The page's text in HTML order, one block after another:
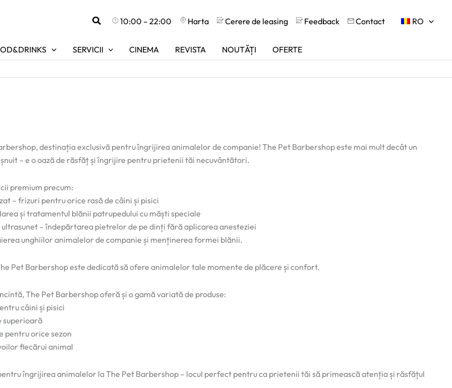
Search10:00 – 22:00 Harta Cerere de leasing Feedback Contact RO
SERVICII CINEMA REVISTA NOUTĂȚI OFERTE
destinația exclusivă pentru îngrijirea animalelor de companie! The Pet Barbershop este mai mult decât un
– e o oază de răsfăț și îngrijire pentru prietenii tăi necuvântători.
premium precum:
– frizuri pentru orice rasă de câini și pisici
și tratamentul blănii patrupedului cu măști speciale
– îndepărtarea pietrelor de pe dinți fără aplicarea anesteziei
unghiilor animalelor de companie și menținerea formei blănii.
Pet Barbershop este dedicată să ofere animalelor tale momente de plăcere și confort.
The Pet Barbershop oferă și o gamă variată de produse:
câini și pisici
superioară
pentru orice sezon
fiecărui animal
îngrijirea animalelor la The Pet Barbershop – locul perfect pentru ca prietenii tăi să primească atenția și răsfățul